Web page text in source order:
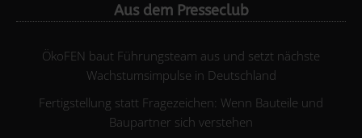
Aus dem Presseclub
ÖkoFEN baut Führungsteam aus und setzt nächste
Wachstumsimpulse in Deutschland
Fertigstellung statt Fragezeichen: Wenn Bauteile und
Baupartner sich verstehen